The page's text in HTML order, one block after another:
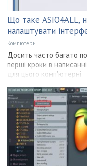
Що таке ASIO4ALL,
налаштувати
Компютери
Досить часто багато
перші кроки в
для цього комп'ютерні